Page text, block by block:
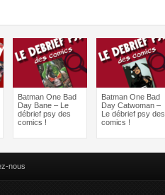
Batman One Bad
Day Bane – Le
débrief psy des
comics !
Batman One Bad
Day Catwoman –
Le débrief psy des
comics !
nous